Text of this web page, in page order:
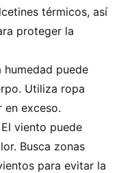
térmicos, así
proteger la
humedad puede
Utiliza ropa
en exceso.
viento puede
Busca zonas
para evitar la